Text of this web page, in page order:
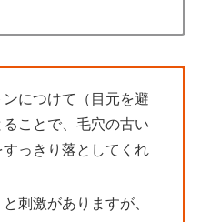
につけて（目元を避
ことで、毛穴の古い
っきり落としてくれ
刺激がありますが、